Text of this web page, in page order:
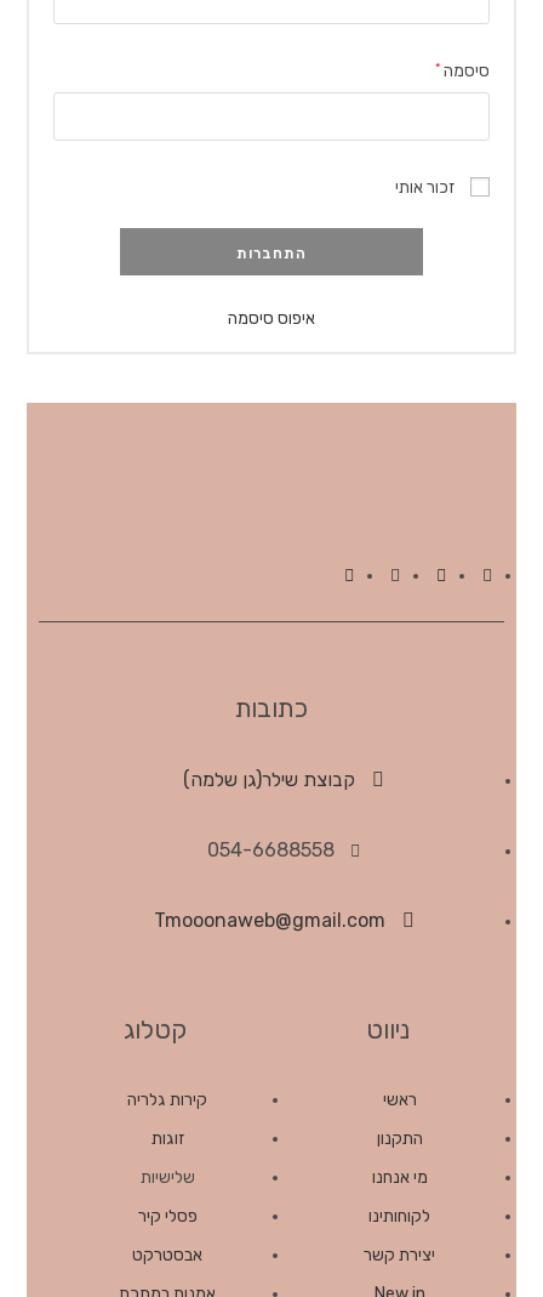
סיסמה*
זכור אותי
התחברות
איפוס סיסמה
כתובות
קבוצת שילר(גן שלמה)
054-6688558
Tmooonaweb@gmail.com
ניווט
ראשי
התקנון
מי אנחנו
לקוחותינו
יצירת קשר
קטלוג
קירות גלריה
זוגות
שלישיות
פסלי קיר
אבסטרקט